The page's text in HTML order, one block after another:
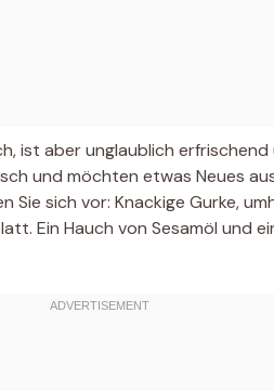
ist aber unglaublich erfrischend
und möchten etwas Neues
Sie sich vor: Knackige Gurke,
Ein Hauch von Sesamöl und